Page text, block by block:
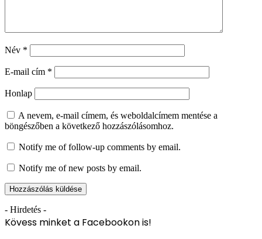
Név *
E-mail cím *
Honlap
A nevem, e-mail címem, és weboldalcímem mentése a
böngészőben a következő hozzászólásomhoz.
Notify me of follow-up comments by email.
Notify me of new posts by email.
- Hirdetés -
Kövess minket a Facebookon is!